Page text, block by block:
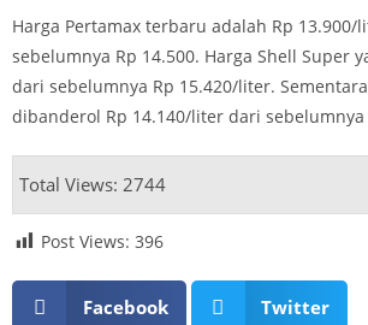
Harga Pertamax terbaru adalah Rp 13.900/
sebelumnya Rp 14.500. Harga Shell Super
dari sebelumnya Rp 15.420/liter. Sementara
dibanderol Rp 14.140/liter dari sebelumnya
Total Views: 2744
Post Views: 396
Facebook Twitter